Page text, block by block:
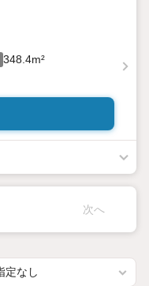
348.4m²
次へ